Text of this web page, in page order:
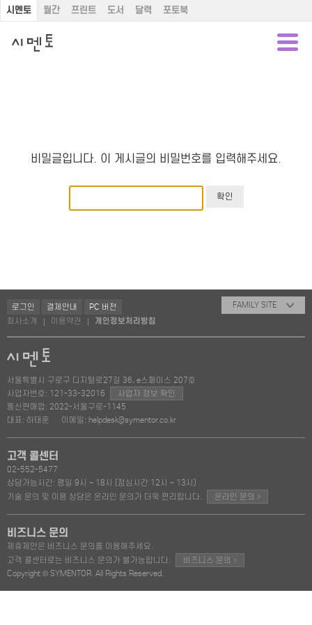
시멘토 월간 프린트 도서 달력 포토북
비밀글입니다. 이 게시글의 비밀번호를 입력해주세요.
로그인 결제안내
PC 버전
회사소개
이용약관 개인정보처리방침
FAMILY SITE
서울특별시 구로구 디지털로27길 36, e스페이스 207호
사업자번호: 121-33-32016
사업자 정보 확인
통신판매업: 2022-서울구로-1145
대표: 하태훈
이메일: helpdesk@symentor.co.kr
고객 콜센터
02-552-5477
상담가능시간: 평일 9시 ~ 18시 (점심시간 12시 ~ 13시)
기술 문의 및 이용 상담은 온라인 문의가 더욱 편리합니다.
온라인 문의 >
비즈니스 문의
제휴제안은 비즈니스 문의를 이용해주세요.
고객 콜센터로는 비즈니스 문의가 불가능합니다.
비즈니스 문의 >
Copyright © SYMENTOR. All Rights Reserved.